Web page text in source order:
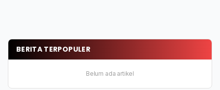
BERITA TERPOPULER
Belum ada artikel